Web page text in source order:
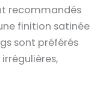
recommandés
finition satinée
sont préférés